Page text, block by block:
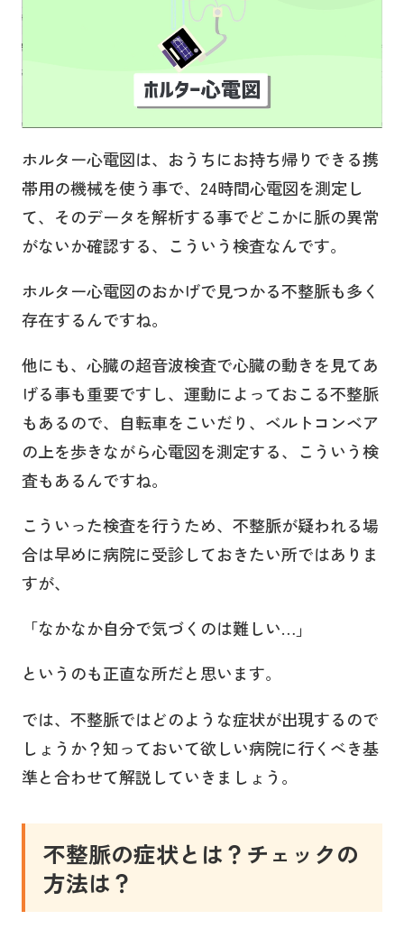
ホルター心電図は、おうちにお持ち帰りできる携
帯用の機械を使う事で、24時間心電図を測定し
て、そのデータを解析する事でどこかに脈の異常
がないか確認する、こういう検査なんです。
ホルター心電図のおかげで見つかる不整脈も多く
存在するんですね。
他にも、心臓の超音波検査で心臓の動きを見てあ
げる事も重要ですし、運動によっておこる不整脈
もあるので、自転車をこいだり、ベルトコンベア
の上を歩きながら心電図を測定する、こういう検
査もあるんですね。
こういった検査を行うため、不整脈が疑われる場
合は早めに病院に受診しておきたい所ではありま
すが、
「なかなか自分で気づくのは難しい…」
というのも正直な所だと思います。
では、不整脈ではどのような症状が出現するので
しょうか？知っておいて欲しい病院に行くべき基
準と合わせて解説していきましょう。
不整脈の症状とは？チェックの
方法は？